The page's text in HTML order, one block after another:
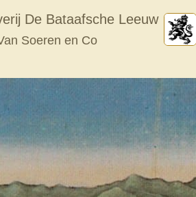
De Bataafsche Leeuw
Soeren en Co